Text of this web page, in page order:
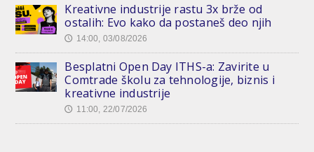
Kreativne industrije rastu 3x brže od
ostalih: Evo kako da postaneš deo njih
🕔 14:00, 03/08/2026
Besplatni Open Day ITHS-a: Zavirite u
Comtrade školu za tehnologije, biznis i
kreativne industrije
🕔 11:00, 22/07/2026